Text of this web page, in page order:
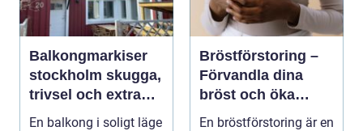
Balkongmarkiser
stockholm skugga,
trivsel och extra
rum utomhus
En balkong i soligt läge
Bröstförstoring –
Förvandla dina
bröst och öka
självförtroendet
En bröstförstoring är en